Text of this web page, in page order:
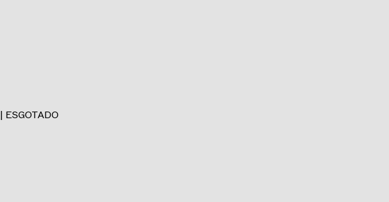
| ESGOTADO